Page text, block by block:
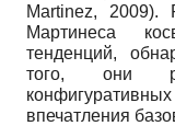
Martinez, 2009).
Мартинеса
тенденций,
того, они
впечатления